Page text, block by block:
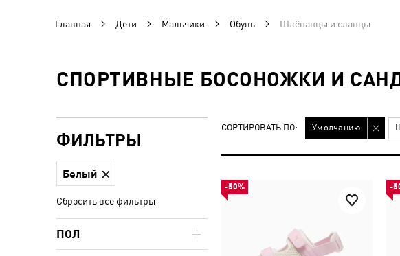
Главная Дети Мальчики Обувь Шлёпанцы и сланцы
СПОРТИВНЫЕ БОСОНОЖКИ И
СОРТИРОВАТЬ ПО: Умолчанию
-50% -
ФИЛЬТРЫ
Белый
Сбросить все фильтры
ПОЛ